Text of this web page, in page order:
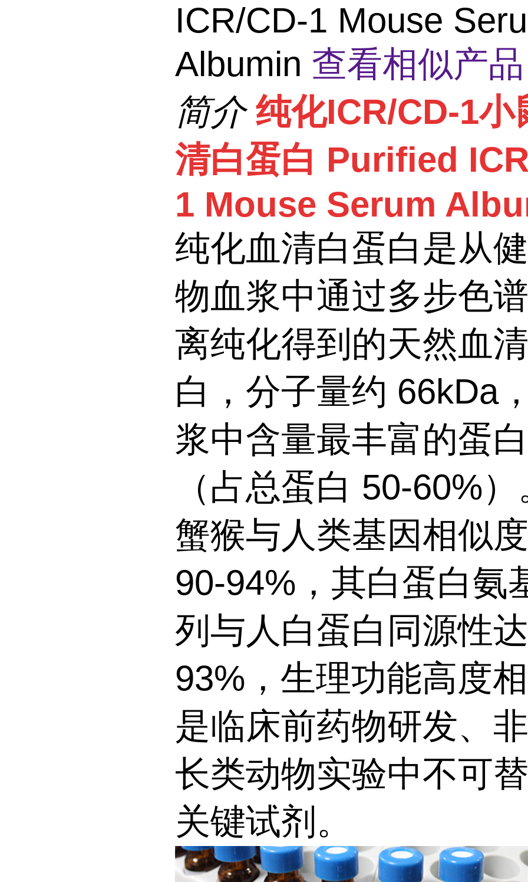
ICR/CD-1 Mouse
Albumin 查看相似产
简介 纯化ICR/CD-1小
清白蛋白 Purified
1 Mouse Serum
纯化血清白蛋白是从
物血浆中通过多步色
离纯化得到的天然血
白，分子量约 66kDa
浆中含量最丰富的蛋
（占总蛋白 50-60%
蟹猴与人类基因相似
90-94%，其白蛋白氨
列与人白蛋白同源性达
93%，生理功能高度
是临床前药物研发、
长类动物实验中不可
关键试剂。